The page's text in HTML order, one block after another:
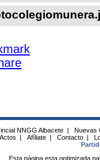
NNGG Albacete |
Nuevas
| Afíliate | Contacto |
Esta página esta optimizada